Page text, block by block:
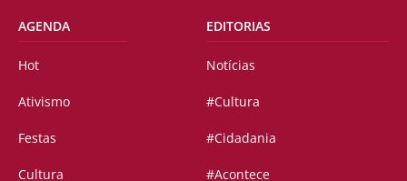
AGENDA
Hot
Ativismo
Festas
Cultura
EDITORIAS
Notícias
#Cultura
#Cidadania
#Acontece